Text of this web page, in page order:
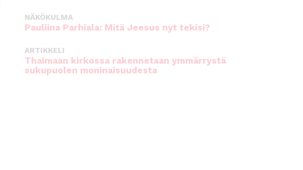
NÄKÖKULMA
Pauliina Parhiala: Mitä Jeesus nyt tekisi?
ARTIKKELI
Thaimaan kirkossa rakennetaan ymmärrystä
sukupuolen moninaisuudesta